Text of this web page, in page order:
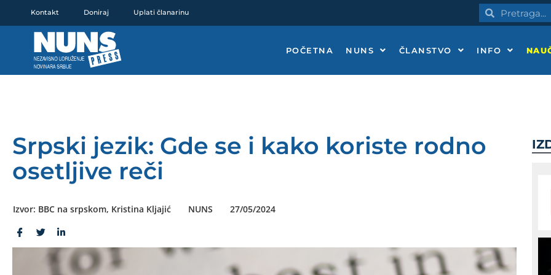
Kontakt Doniraj Uplati članarinu PretragaPretraga
POČETNA NUNS ČLANSTVO INFO
Srpski jezik: Gde se i kako koriste rodno
osetljive reči
Izvor: BBC na srpskom, Kristina Kljajić NUNS 27/05/2024